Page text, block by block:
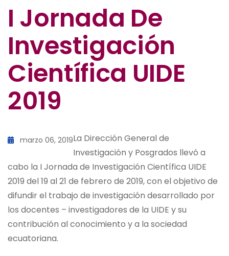
I Jornada De
Investigación
Científica UIDE
2019
marzo 06, 2019La Dirección General de
Investigación y Posgrados llevó a
cabo la I Jornada de Investigación Científica UIDE
2019 del 19 al 21 de febrero de 2019, con el objetivo de
difundir el trabajo de investigación desarrollado por
los docentes – investigadores de la UIDE y su
contribución al conocimiento y a la sociedad
ecuatoriana.